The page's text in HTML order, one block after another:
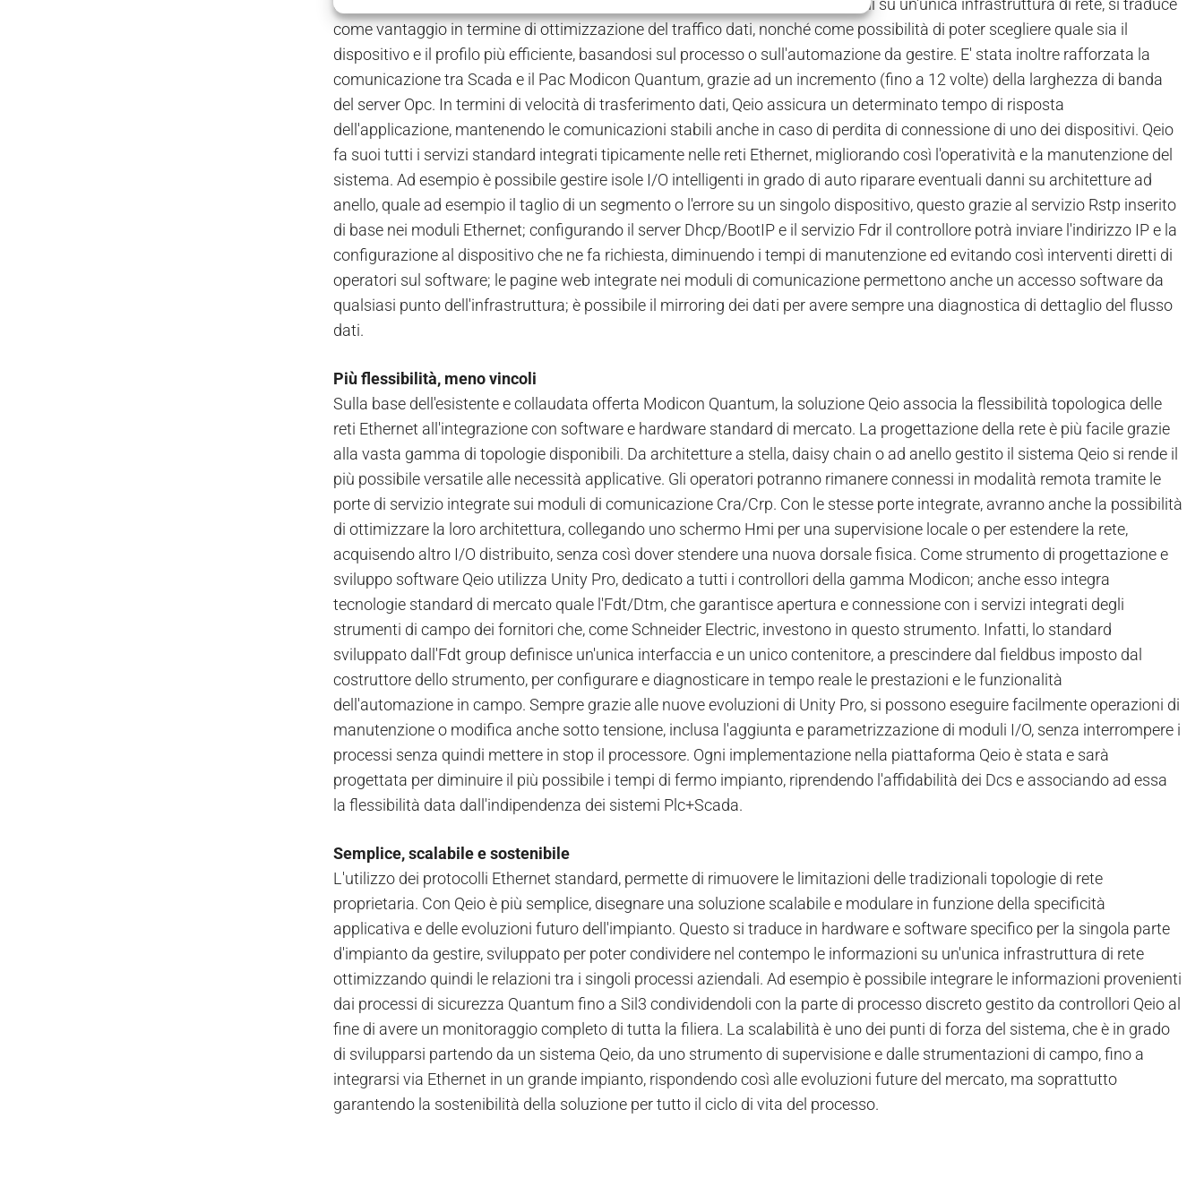
di rete condivisa con I/O remotati in Ethernet/IP. La condivisione dei due profili su un'unica infrastruttura di rete, si traduce
come vantaggio in termine di ottimizzazione del traffico dati, nonché come possibilità di poter scegliere quale sia il
dispositivo e il profilo più efficiente, basandosi sul processo o sull'automazione da gestire. E' stata inoltre rafforzata la
comunicazione tra Scada e il Pac Modicon Quantum, grazie ad un incremento (fino a 12 volte) della larghezza di banda
del server Opc. In termini di velocità di trasferimento dati, Qeio assicura un determinato tempo di risposta
dell'applicazione, mantenendo le comunicazioni stabili anche in caso di perdita di connessione di uno dei dispositivi. Qeio
fa suoi tutti i servizi standard integrati tipicamente nelle reti Ethernet, migliorando così l'operatività e la manutenzione del
sistema. Ad esempio è possibile gestire isole I/O intelligenti in grado di auto riparare eventuali danni su architetture ad
anello, quale ad esempio il taglio di un segmento o l'errore su un singolo dispositivo, questo grazie al servizio Rstp inserito
di base nei moduli Ethernet; configurando il server Dhcp/BootIP e il servizio Fdr il controllore potrà inviare l'indirizzo IP e la
configurazione al dispositivo che ne fa richiesta, diminuendo i tempi di manutenzione ed evitando così interventi diretti di
operatori sul software; le pagine web integrate nei moduli di comunicazione permettono anche un accesso software da
qualsiasi punto dell'infrastruttura; è possibile il mirroring dei dati per avere sempre una diagnostica di dettaglio del flusso
dati.
Più flessibilità, meno vincoli
Sulla base dell'esistente e collaudata offerta Modicon Quantum, la soluzione Qeio associa la flessibilità topologica delle
reti Ethernet all'integrazione con software e hardware standard di mercato. La progettazione della rete è più facile grazie
alla vasta gamma di topologie disponibili. Da architetture a stella, daisy chain o ad anello gestito il sistema Qeio si rende il
più possibile versatile alle necessità applicative. Gli operatori potranno rimanere connessi in modalità remota tramite le
porte di servizio integrate sui moduli di comunicazione Cra/Crp. Con le stesse porte integrate, avranno anche la possibilità
di ottimizzare la loro architettura, collegando uno schermo Hmi per una supervisione locale o per estendere la rete,
acquisendo altro I/O distribuito, senza così dover stendere una nuova dorsale fisica. Come strumento di progettazione e
sviluppo software Qeio utilizza Unity Pro, dedicato a tutti i controllori della gamma Modicon; anche esso integra
tecnologie standard di mercato quale l'Fdt/Dtm, che garantisce apertura e connessione con i servizi integrati degli
strumenti di campo dei fornitori che, come Schneider Electric, investono in questo strumento. Infatti, lo standard
sviluppato dall'Fdt group definisce un'unica interfaccia e un unico contenitore, a prescindere dal fieldbus imposto dal
costruttore dello strumento, per configurare e diagnosticare in tempo reale le prestazioni e le funzionalità
dell'automazione in campo. Sempre grazie alle nuove evoluzioni di Unity Pro, si possono eseguire facilmente operazioni di
manutenzione o modifica anche sotto tensione, inclusa l'aggiunta e parametrizzazione di moduli I/O, senza interrompere i
processi senza quindi mettere in stop il processore. Ogni implementazione nella piattaforma Qeio è stata e sarà
progettata per diminuire il più possibile i tempi di fermo impianto, riprendendo l'affidabilità dei Dcs e associando ad essa
la flessibilità data dall'indipendenza dei sistemi Plc+Scada.
Semplice, scalabile e sostenibile
L'utilizzo dei protocolli Ethernet standard, permette di rimuovere le limitazioni delle tradizionali topologie di rete
proprietaria. Con Qeio è più semplice, disegnare una soluzione scalabile e modulare in funzione della specificità
applicativa e delle evoluzioni futuro dell'impianto. Questo si traduce in hardware e software specifico per la singola parte
d'impianto da gestire, sviluppato per poter condividere nel contempo le informazioni su un'unica infrastruttura di rete
ottimizzando quindi le relazioni tra i singoli processi aziendali. Ad esempio è possibile integrare le informazioni provenienti
dai processi di sicurezza Quantum fino a Sil3 condividendoli con la parte di processo discreto gestito da controllori Qeio al
fine di avere un monitoraggio completo di tutta la filiera. La scalabilità è uno dei punti di forza del sistema, che è in grado
di svilupparsi partendo da un sistema Qeio, da uno strumento di supervisione e dalle strumentazioni di campo, fino a
integrarsi via Ethernet in un grande impianto, rispondendo così alle evoluzioni future del mercato, ma soprattutto
garantendo la sostenibilità della soluzione per tutto il ciclo di vita del processo.